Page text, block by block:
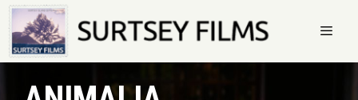
Saltar
al
contenido